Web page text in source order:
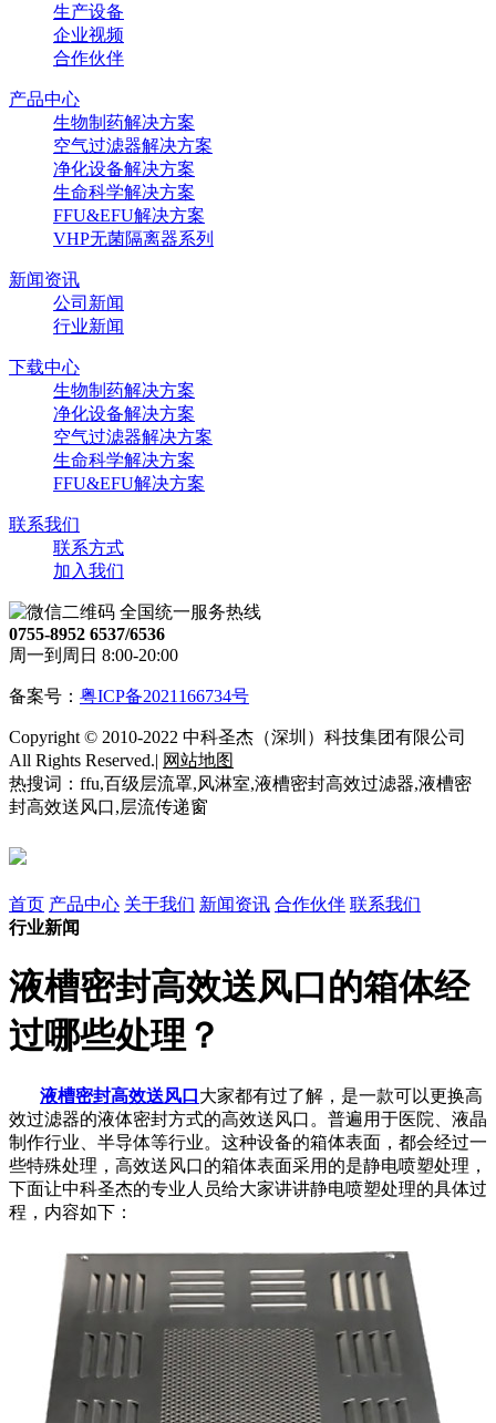
生产设备
企业视频
合作伙伴
产品中心
生物制药解决方案
空气过滤器解决方案
净化设备解决方案
生命科学解决方案
FFU&EFU解决方案
VHP无菌隔离器系列
新闻资讯
公司新闻
行业新闻
下载中心
生物制药解决方案
净化设备解决方案
空气过滤器解决方案
生命科学解决方案
FFU&EFU解决方案
联系我们
联系方式
加入我们
全国统一服务热线
0755-8952 6537/6536
周一到周日 8:00-20:00
备案号： 粤ICP备2021166734号
Copyright © 2010-2022 中科圣杰（深圳）科技集团有限公司
All Rights Reserved.| 网站地图
热搜词：ffu,百级层流罩,风淋室,液槽密封高效过滤器,液槽密
封高效送风口,层流传递窗
首页 产品中心 关于我们 新闻资讯 合作伙伴 联系我们
行业新闻
液槽密封高效送风口的箱体经
过哪些处理？
液槽密封高效送风口 大家都有过了解，是一款可以更换高
效过滤器的液体密封方式的高效送风口。普遍用于医院、液晶
制作行业、半导体等行业。这种设备的箱体表面，都会经过一
些特殊处理，高效送风口的箱体表面采用的是静电喷塑处理，
下面让中科圣杰的专业人员给大家讲讲静电喷塑处理的具体过
程，内容如下：